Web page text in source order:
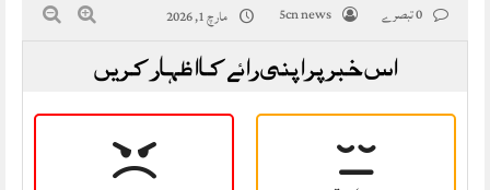
5cn news مارچ 1, 2026
اس خبر پر اپنی رائے کا اظہار کریں